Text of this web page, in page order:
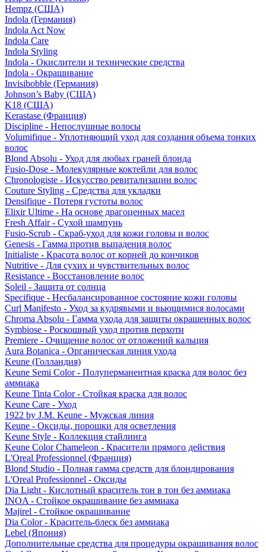
Hempz (США)
Indola (Германия)
Indola Act Now
Indola Care
Indola Styling
Indola - Окислители и технические средства
Indola - Окрашивание
Invisibobble (Германия)
Johnson’s Baby (США)
K18 (США)
Kerastase (Франция)
Discipline - Непослушные волосы
Volumifique - Уплотняющий уход для создания объема тонких
волос
Blond Absolu - Уход для любых граней блонда
Fusio-Dose - Молекулярные коктейли для волос
Chronologiste - Искусство ревитализации волос
Couture Styling - Средства для укладки
Densifique - Потеря густоты волос
Elixir Ultime - На основе драгоценных масел
Fresh Affair - Сухой шампунь
Fusio-Scrub - Скраб-уход для кожи головы и волос
Genesis - Гамма против выпадения волос
Initialiste - Красота волос от корней до кончиков
Nutritive - Для сухих и чувствительных волос
Resistance - Восстановление волос
Soleil - Защита от солнца
Specifique - Несбалансированное состояние кожи головы
Curl Manifesto - Уход за кудрявыми и вьющимися волосами
Chroma Absolu - Гамма ухода для защиты окрашенных волос
Symbiose - Роскошный уход против перхоти
Premiere - Очищение волос от отложений кальция
Aura Botanica - Органическая линия ухода
Keune (Голландия)
Keune Semi Color - Полуперманентная краска для волос без
аммиака
Keune Tinta Color - Стойкая краска для волос
Keune Care - Уход
1922 by J.M. Keune - Мужская линия
Keune - Оксиды, порошки для осветления
Keune Style - Коллекция стайлинга
Keune Color Chameleon - Красители прямого действия
L'Oreal Professionnel (Франция)
Blond Studio - Полная гамма средств для блондирования
L'Oreal Professionnel - Оксиды
Dia Light - Кислотный краситель тон в тон без аммиака
INOA - Стойкое окрашивание без аммиака
Majirel - Стойкое окрашивание
Dia Color - Краситель-блеск без аммиака
Lebel (Япония)
Дополнительные средства для процедуры окрашивания волос